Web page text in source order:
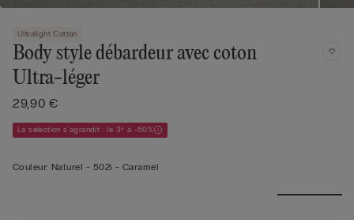
Ultralight Cotton
Body style débardeur avec coton
Ultra-léger
29,90 €
La sélection s'agrandit : le 3ᵉ à -50%
Couleur: Naturel - 502i - Caramel